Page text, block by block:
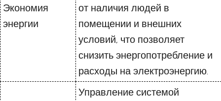
Экономия
энергии
от наличия людей в
помещении и внешних
условий, что позволяет
снизить энергопотребление и
расходы на электроэнергию.
Управление системой